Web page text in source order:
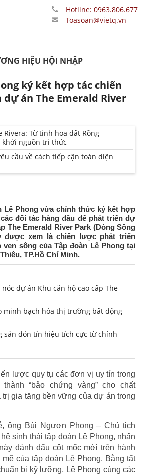
Hotline: 0963.806.677
Toasoan@vietq.vn
HIỆU HỘI NHẬP
ký kết hợp tác chiến
án The Emerald River
Rivera: Từ tinh hoa đất Rồng
nguồn tri thức
cầu về cách tiếp cận toàn diện
Lê Phong vừa chính thức ký kết hợp
đối tác hàng đầu để phát triển dự
The Emerald River Park (Dòng Sông
được xem là chiến lược phát triển
sông của Tập đoàn Lê Phong tại
TP.Hồ Chí Minh.
dự án Khu căn hộ cao cấp The
minh bạch hóa thị trường bất động
sản đón tín hiệu tích cực từ chính
lược quy tụ các đơn vị uy tín trong
“bảo chứng vàng” cho chất
gia tăng bền vững của dự án trong
ông Bùi Ngươn Phong – Chủ tịch
sinh thái tập đoàn Lê Phong, nhấn
đánh dấu cột mốc mới trên hành
của tập đoàn Lê Phong. Bằng tất
bị kỹ lưỡng, Lê Phong cùng các